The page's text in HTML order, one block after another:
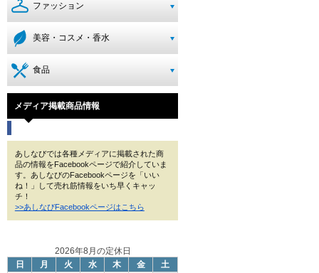
ファッション
美容・コスメ・香水
食品
メディア掲載商品情報
あしなびでは各種メディアに掲載された商
品の情報をFacebookページで紹介していま
す。あしなびのFacebookページを「いい
ね！」して売れ筋情報をいち早くキャッ
チ！
>>あしなびFacebookページはこちら
2026年8月の定休日
日
月 火 水 木 金
土